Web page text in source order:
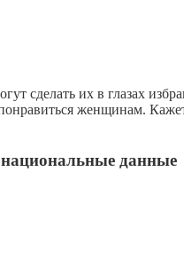
сделать их в глазах
женщинам.
данные